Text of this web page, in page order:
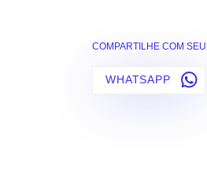
COMPARTILHE COM
WHATSAPP